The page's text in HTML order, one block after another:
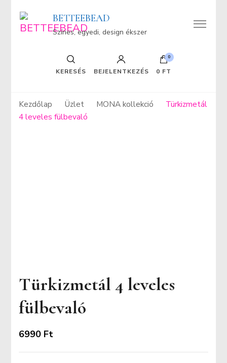
BETTEEBEAD
Színes, egyedi, design ékszer
KERESÉS BEJELENTKEZÉS
0
0 FT
Kezdőlap Üzlet MONA kollekció
Türkizmetál
4 leveles fülbevaló
Türkizmetál 4 leveles
fülbevaló
6990 Ft